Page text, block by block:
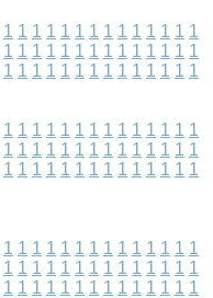
1 1 1 1 1 1 1 1 1 1 1 1 1 1
1 1 1 1 1 1 1 1 1 1 1 1 1 1
1 1 1 1 1 1 1 1 1 1 1 1 1 1
1 1 1 1 1 1 1 1 1 1 1 1 1 1
1 1 1 1 1 1 1 1 1 1 1 1 1 1
1 1 1 1 1 1 1 1 1 1 1 1 1 1
1 1 1 1 1 1 1 1 1 1 1 1 1 1
1 1 1 1 1 1 1 1 1 1 1 1 1 1
1 1 1 1 1 1 1 1 1 1 1 1 1 1